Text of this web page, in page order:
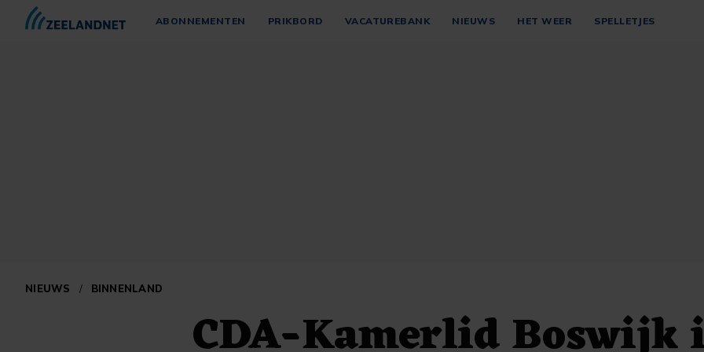
ABONNEMENTEN PRIKBORD VACATUREBANK NIEUWS HET WEER SPELLETJES
NIEUWS / BINNENLAND